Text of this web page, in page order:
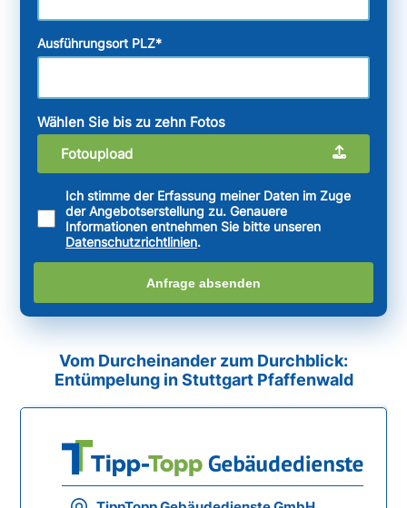
Ausführungsort PLZ*
Wählen Sie bis zu zehn Fotos
Fotoupload
Ich stimme der Erfassung meiner Daten im Zuge
der Angebotserstellung zu. Genauere
Informationen entnehmen Sie bitte unseren
Datenschutzrichtlinien.
Anfrage absenden
Vom Durcheinander zum Durchblick:
Entümpelung in Stuttgart Pfaffenwald